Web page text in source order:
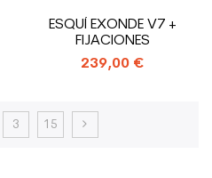
ESQUÍ EXONDE V7 +
FIJACIONES
239,00 €
3 15